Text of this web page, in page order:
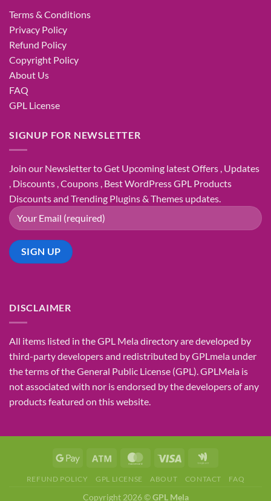
Terms & Conditions
Privacy Policy
Refund Policy
Copyright Policy
About Us
FAQ
GPL License
SIGNUP FOR NEWSLETTER
Join our Newsletter to Get Upcoming latest Offers , Updates
, Discounts , Coupons , Best WordPress GPL Products
Discounts and Trending Plugins & Themes updates.
DISCLAIMER
All items listed in the GPL Mela directory are developed by
third-party developers and redistributed by GPLmela under
the terms of the General Public License (GPL). GPLMela is
not associated with nor is endorsed by the developers of any
products featured on this website.
REFUND POLICY GPL LICENSE ABOUT CONTACT FAQ
Copyright 2026 ©GPL Mela